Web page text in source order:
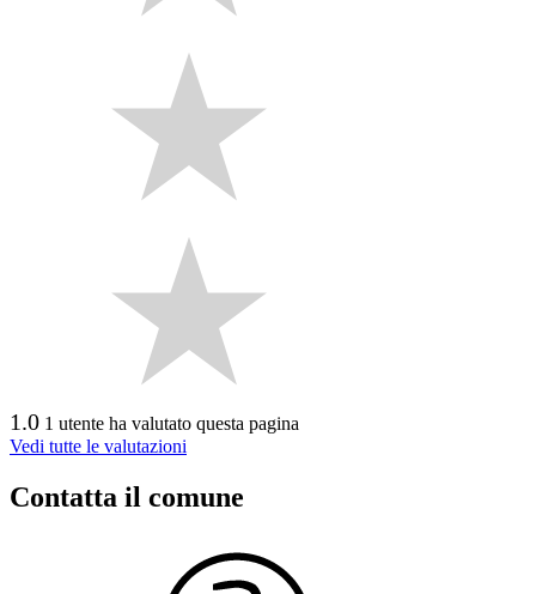
1.0 1 utente ha valutato questa pagina
Vedi tutte le valutazioni
Contatta il comune